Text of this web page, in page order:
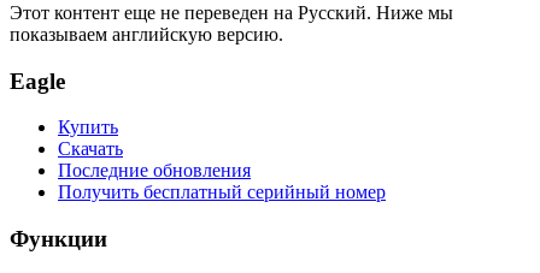
Этот контент еще не переведен на Русский. Ниже мы
показываем английскую версию.
Eagle
Купить
Скачать
Последние обновления
Получить бесплатный серийный номер
Функции